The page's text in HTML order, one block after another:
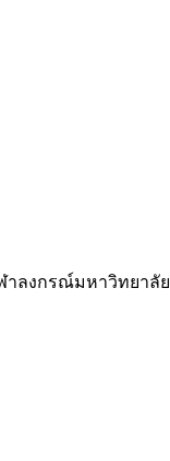
าลงกรณ์มหาวิทยาลัย